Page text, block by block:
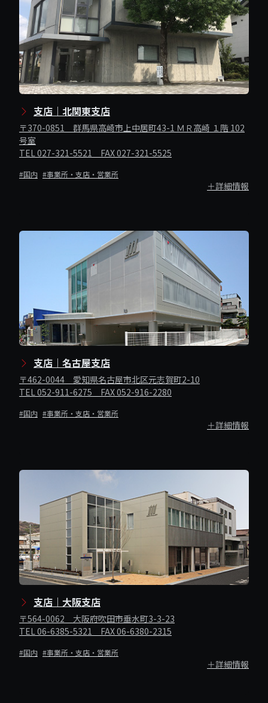
支店｜北関東支店
〒370-0851 群馬県高崎市上中居町43-1 ＭＲ高崎 １階 102
号室
TEL 027-321-5521 FAX 027-321-5525
#国内 #事業所・支店・営業所
＋詳細情報
支店｜名古屋支店
〒462-0044 愛知県名古屋市北区元志賀町2-10
TEL 052-911-6275 FAX 052-916-2280
#国内 #事業所・支店・営業所
＋詳細情報
支店｜大阪支店
〒564-0062 大阪府吹田市垂水町3-3-23
TEL 06-6385-5321 FAX 06-6380-2315
#国内 #事業所・支店・営業所
＋詳細情報